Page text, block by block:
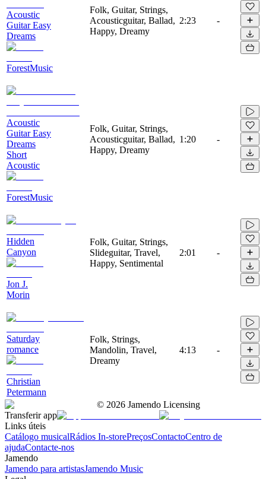
Acoustic
Guitar Easy
Dreams
ForestMusic
Folk, Guitar, Strings,
Acousticguitar, Ballad,
Happy, Dreamy
2:23 -
Acoustic
Guitar Easy
Dreams
Short
Acoustic
ForestMusic
Folk, Guitar, Strings,
Acousticguitar, Ballad,
Happy, Dreamy
1:20 -
Hidden
Canyon
Jon J.
Morin
Folk, Guitar, Strings,
Slideguitar, Travel,
Happy, Sentimental
2:01 -
Saturday
romance
Christian
Petermann
Folk, Strings,
Mandolin, Travel,
Dreamy
4:13 -
© 2026 Jamendo Licensing
Transferir app
Links úteis
Catálogo musicalRádios In-storePreçosContactoCentro de
ajudaContacte-nos
Jamendo
Jamendo para artistasJamendo Music